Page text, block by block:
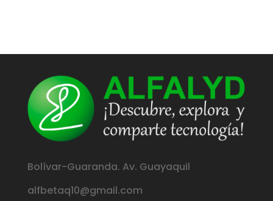
Bolívar-Guaranda. Av. Guayaquil
alfbetaq10@gmail.com